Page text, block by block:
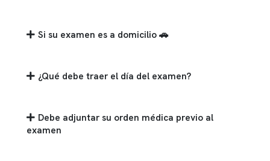
Si su examen es a domicilio 🚗
¿Qué debe traer el día del examen?
Debe adjuntar su orden médica previo al
examen